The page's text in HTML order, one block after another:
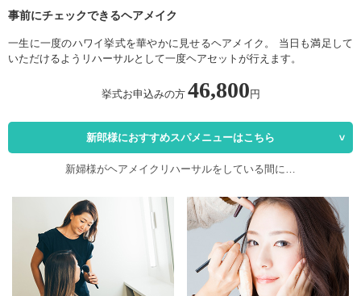
事前にチェックできるヘアメイク
一生に一度のハワイ挙式を華やかに見せるヘアメイク。 当日も満足して
いただけるようリハーサルとして一度ヘアセットが行えます。
挙式お申込みの方 46,800 円
新郎様におすすめスパメニューはこちら
新婦様がヘアメイクリハーサルをしている間に…